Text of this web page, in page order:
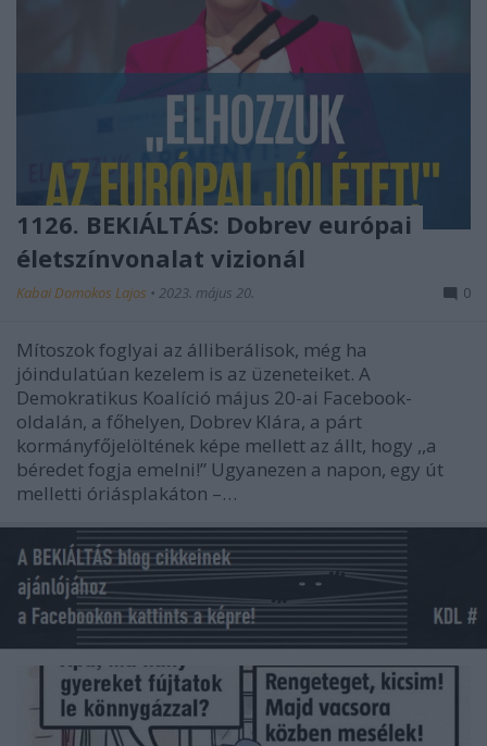
1126. BEKIÁLTÁS: Dobrev európai
életszínvonalat vizionál
Kabai Domokos Lajos • 2023. május 20. 0
Mítoszok foglyai az álliberálisok, még ha
jóindulatúan kezelem is az üzeneteiket. A
Demokratikus Koalíció május 20-ai Facebook-
oldalán, a főhelyen, Dobrev Klára, a párt
kormányfőjelöltének képe mellett az állt, hogy ,,a
béredet fogja emelni!” Ugyanezen a napon, egy út
melletti óriásplakáton –…